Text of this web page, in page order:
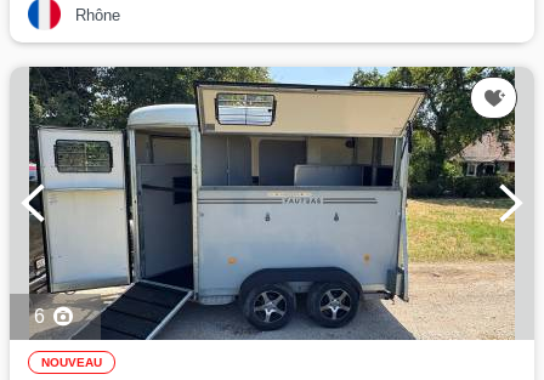
Rhône
6
NOUVEAU